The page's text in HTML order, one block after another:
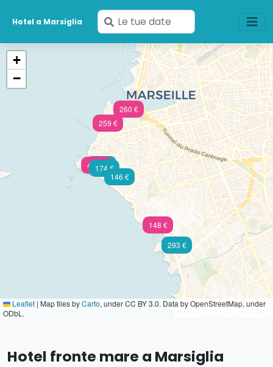
Hotel a Marsiglia
Inserisci
le
tue
date
260 €
148 €
499 €
259 €
174 €
146 €
174 €
293 €
+
−
Leaflet | Map tiles byCarto, under CC BY 3.0. Data by OpenStreetMap, under
ODbL.
Hotel fronte mare a Marsiglia